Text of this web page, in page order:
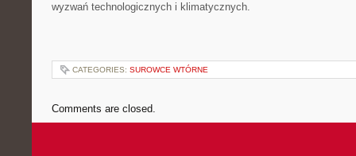
wyzwań technologicznych i klimatycznych.
CATEGORIES: SUROWCE WTÓRNE
Comments are closed.